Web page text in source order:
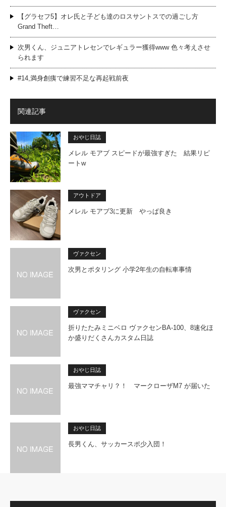
【グラセフ5】オレ氏と子ども達のロスサントスでの過ごし方
Grand Theft…
次男くん、ジュニアトレセンでレギュラー獲得www 色々考えさせ
られます
#14,満身創痍で練習不足な再起戦前夜
関連記事
おやじ日誌
メレル モアブ スピードが最強すぎた 結果リピ
ートw
アウトドア
メレル モアブ3に更新 やっぱ良き
ヴァクセン
次男とポタリング 小学2年生の自転車事情
ヴァクセン
折りたたみミニベロ ヴァクセンBA-100、8速化ほ
か盛りだくさんカスタム日誌
おやじ日誌
最強ママチャリ？！ マークローザM7 が届いた
おやじ日誌
長男くん、サッカースポ少入団！